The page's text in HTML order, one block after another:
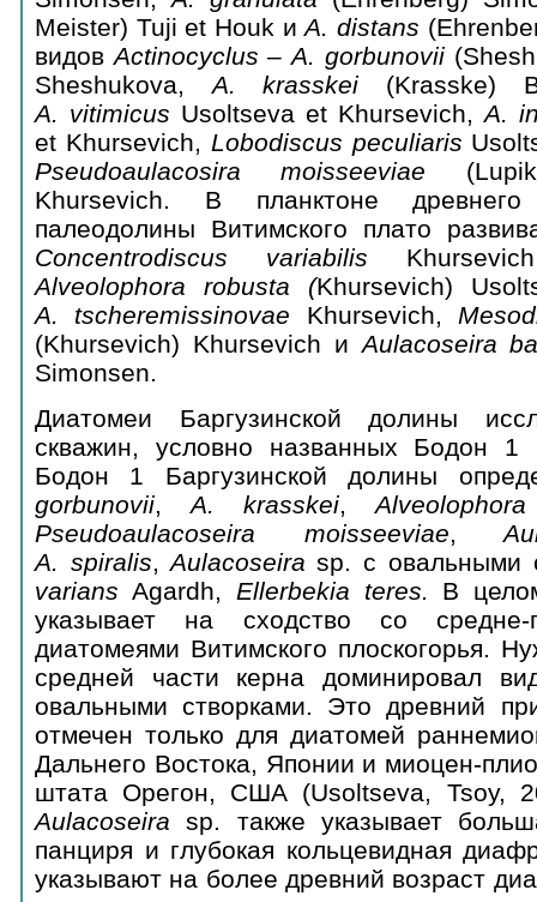
Meister) Tuji et Houk иA. distans
видовActinocyclus –A. gorbunovii
Sheshukova,А. krasskei (Krasske)
A. vitimicus Usoltseva et Khursevich,A.
et Khursevich, Lobodiscus peculiaris
Pseudoaulacosira moisseeviae
Khursevich. В планктоне
палеодолины Витимского плато
Concentrodiscus variabilis
Аlveolophora robusta (Khursevich)
A. tscheremissinovae Khursevich,
(Khursevich) Khursevich и Aulacoseira
Simonsen.
Диатомеи Баргузинской долины
скважин, условно названных Бодон
Бодон 1 Баргузинской долины
gorbunovii
А . krasskei А
Pseudoaulacoseira moisseeviae
A. spiralis
Aulacoseira sp. с овальными
varians Agardh, Ellerbekia teres. В
указывает на сходство со средне-
диатомеями Витимского плоскогорья.
средней части керна доминировал
овальными створками. Это древний
отмечен только для диатомей
Дальнего Востока, Японии и миоцен-
штата Орегон, США (Usoltseva, Tsoy,
Aulacoseira sp. также указывает
панциря и глубокая кольцевидная
указывают на более древний возраст